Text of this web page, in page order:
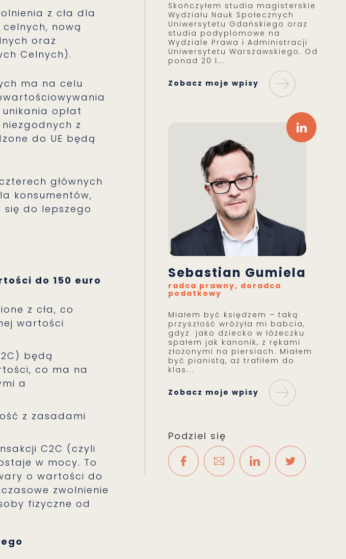
z cła dla
nową
oraz
Celnych).
ma na celu
opłat
z
do UE będą
głównych
konsumentów,
do lepszego
do 150 euro
z cła, co
wartości
będą
co ma na
a
z zasadami
C2C (czyli
w mocy. To
o wartości do
zwolnienie
fizyczne od
Skończyłem studia magisterskie
Wydziału Nauk Społecznych
Uniwersytetu Gdańskiego oraz
studia podyplomowe na
Wydziale Prawa i Administracji
Uniwersytetu Warszawskiego. Od
ponad 20 l...
Zobacz moje wpisy
Sebastian Gumiela
radca prawny, doradca
podatkowy
Miałem być księdzem – taką
przyszłość wróżyła mi babcia,
gdyż jako dziecko w łóżeczku
spałem jak kanonik, z rękami
złożonymi na piersiach. Miałem
być pianistą, aż trafiłem do
klas...
Zobacz moje wpisy
Podziel się